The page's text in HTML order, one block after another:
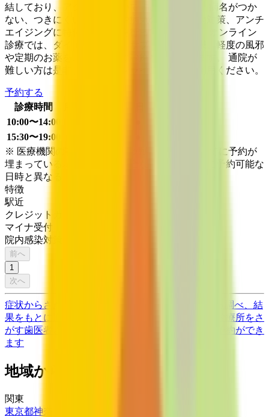
結しており、アクセスがいいです。 当院では、病名がつか
ない、つきにくい体調不良や病気の予防、未病対策、アンチ
エイジングに特化した診療を行っております。 オンライン
診療では、ダイエット外来、サプリメント外来、軽度の風邪
や定期のお薬をご希望の方に診療を行っています。 通院が
難しい方は是非、当院のオンライン診療をご利用ください。
予約する
診療時間
10:00〜14:00
15:30〜19:00
※ 医療機関の診療時間は上記の通りですが、すでに予約が
埋まっている場合や病院の都合などにより実際に予約可能な
日時と異なる場合がありますのでご了承ください
特徴
駅近
クレジットカード対応
マイナ受付
院内感染対策
前へ
1
次へ
症状からさがす (症状チェッカー)
気になる症状から調べ、結
果をもとに適切な病院・診療所を提案します
歯科診療所をさ
がす歯医者さんの対面診療予約・オンライン診療予約ができ
ます
地域から病院・診療所をさがす
関東
東京都神奈川県